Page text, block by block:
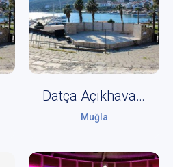
Datça Açıkhava Tiyatrosu Alternatif Sahne
Muğla